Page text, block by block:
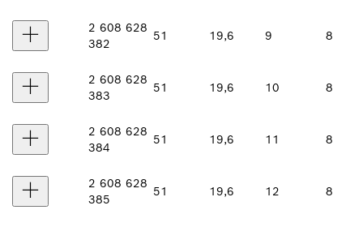
2 608 628
382
51 19,6 9 8
2 608 628
383
51 19,6 10 8
2 608 628
384
51 19,6 11 8
2 608 628
385
51 19,6 12 8